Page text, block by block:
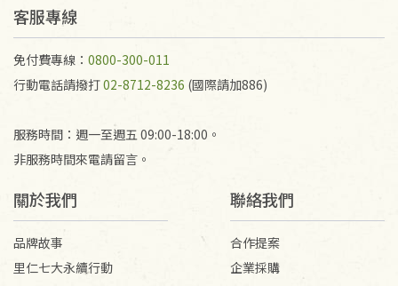
不接受退貨之手抄稿，為敬重法寶故，里仁網購無法
代為結緣處理等。 若需將手抄稿寄還給消費者，因而
產生的運費100元/箱將由消費者負擔。
客服專線
免付費專線： 0800-300-011
行動電話請撥打02-8712-8236 (國際請加886)
服務時間：週一至週五 09:00-18:00。
非服務時間來電請留言。
關於我們
品牌故事
里仁七大永續行動
聯絡我們
合作提案
企業採購